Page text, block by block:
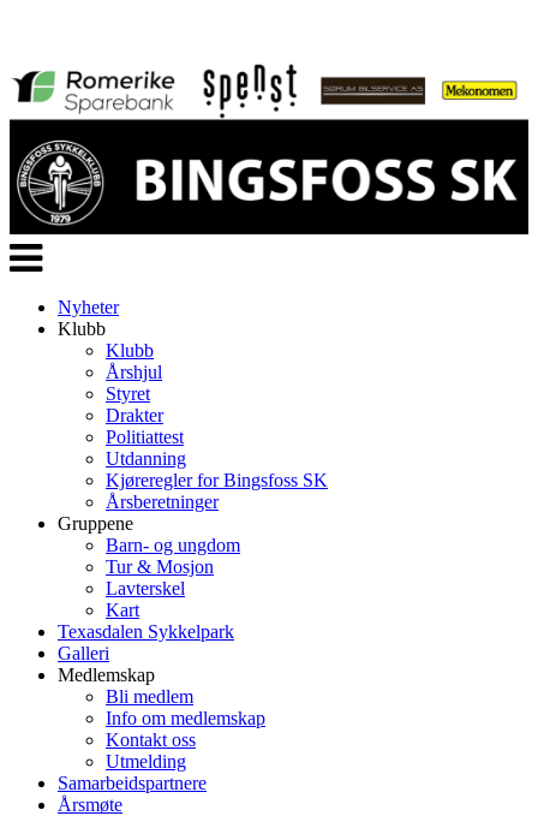
Veksle
navigasjon
Nyheter
Klubb
Klubb
Årshjul
Styret
Drakter
Politiattest
Utdanning
Kjøreregler for Bingsfoss SK
Årsberetninger
Gruppene
Barn- og ungdom
Tur & Mosjon
Lavterskel
Kart
Texasdalen Sykkelpark
Galleri
Medlemskap
Bli medlem
Info om medlemskap
Kontakt oss
Utmelding
Samarbeidspartnere
Årsmøte